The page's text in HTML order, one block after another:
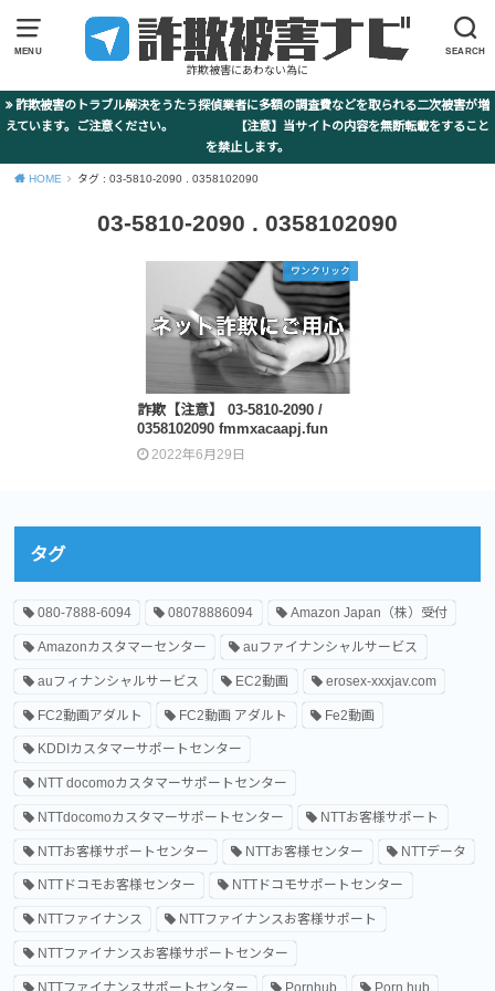
MENU SEARCH
詐欺被害にあわない為に
詐欺被害のトラブル解決をうたう探偵業者に多額の調査費などを取られる二次被害が増
えています。ご注意ください。 【注意】当サイトの内容を無断転載をすること
を禁止します。
HOME タグ : 03-5810-2090 . 0358102090
03-5810-2090 . 0358102090
ワンクリック
詐欺【注意】 03-5810-2090 /
0358102090 fmmxacaapj.fun
2022年6月29日
タグ
080-7888-6094 08078886094 Amazon Japan（株）受付
Amazonカスタマーセンター auファイナンシャルサービス
auフィナンシャルサービス EC2動画 erosex-xxxjav.com
FC2動画アダルト FC2動画 アダルト Fe2動画
KDDIカスタマーサポートセンター
NTT docomoカスタマーサポートセンター
NTTdocomoカスタマーサポートセンター NTTお客様サポート
NTTお客様サポートセンター NTTお客様センター NTTデータ
NTTドコモお客様センター NTTドコモサポートセンター
NTTファイナンス NTTファイナンスお客様サポート
NTTファイナンスお客様サポートセンター
NTTファイナンスサポートセンター Pornhub Porn hub